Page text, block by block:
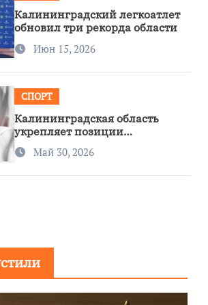
Калининградский легкоатлет
обновил три рекорда области
Июн 15, 2026
СПОРТ
Калининградская область
укрепляет позиции
спортивного региона
Май 30, 2026